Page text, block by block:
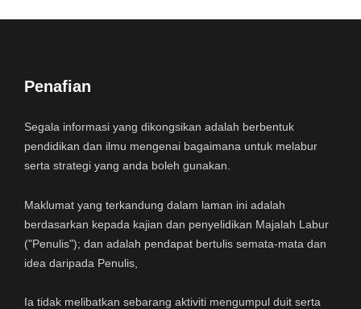
Penafian
Segala informasi yang dikongsikan adalah berbentuk
pendidikan dan ilmu mengenai bagaimana untuk melabur
serta strategi yang anda boleh gunakan.
Maklumat yang terkandung dalam laman ini adalah
berdasarkan kepada kajian dan penyelidikan Majalah Labur
("Penulis"); dan adalah pendapat bertulis semata-mata dan
idea daripada Penulis,
Ia tidak melibatkan sebarang aktiviti mengumpul duit serta